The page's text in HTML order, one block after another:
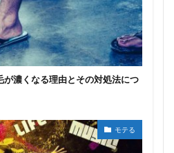
濃くなる理由とその対処法につ
モテる